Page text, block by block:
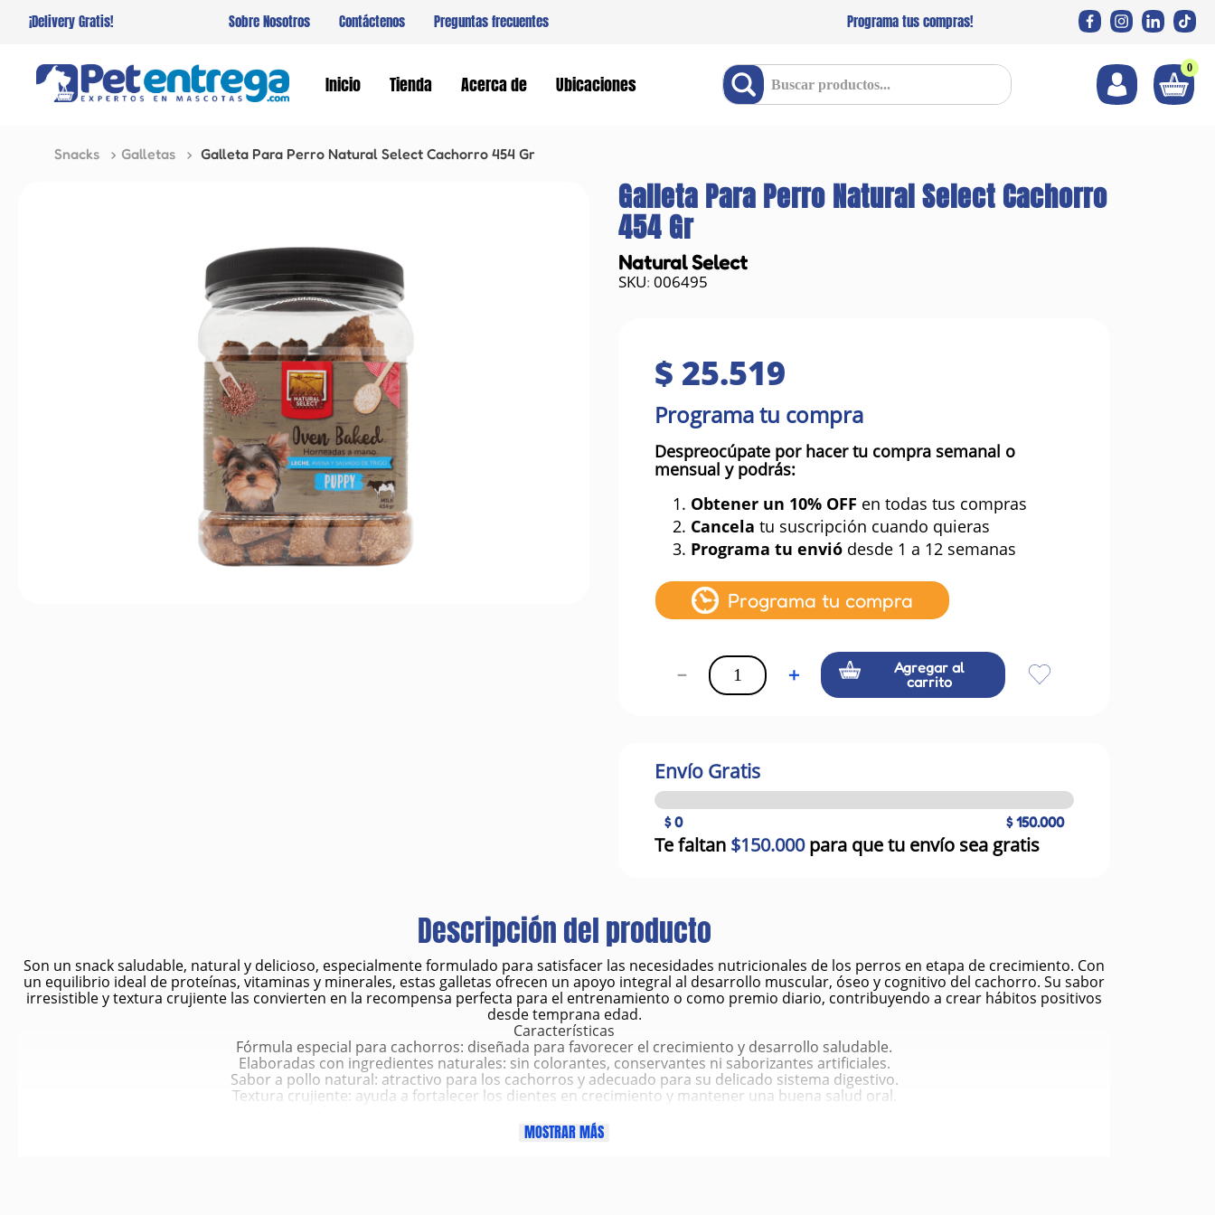
¡Delivery Gratis! Sobre Nosotros Contáctenos Preguntas frecuentes Programa tus compras!
Inicio Tienda Acerca de Ubicaciones
Buscar productos... 0
Snacks Galletas Galleta Para Perro Natural Select Cachorro 454 Gr
Galleta Para Perro Natural Select Cachorro
454 Gr
Natural Select
:006495
$ 25.519
Programa tu compra
Despreocúpate por hacer tu compra semanal o
mensual y podrás:
1. Obtener un 10% OFF en todas tus compras
2. Cancela tu suscripción cuando quieras
3. Programa tu envió desde 1 a 12 semanas
Programa tu compra
＋
－
Agregar al
carrito
Envío Gratis
$ 0 $ 150.000
Te faltan $150.000para que tu envío sea gratis
Descripción del producto
Son un snack saludable, natural y delicioso, especialmente formulado para satisfacer las necesidades nutricionales de los perros en etapa de crecimiento. Con
un equilibrio ideal de proteínas, vitaminas y minerales, estas galletas ofrecen un apoyo integral al desarrollo muscular, óseo y cognitivo del cachorro. Su sabor
irresistible y textura crujiente las convierten en la recompensa perfecta para el entrenamiento o como premio diario, contribuyendo a crear hábitos positivos
desde temprana edad.
Características
Fórmula especial para cachorros: diseñada para favorecer el crecimiento y desarrollo saludable.
Elaboradas con ingredientes naturales: sin colorantes, conservantes ni saborizantes artificiales.
Sabor a pollo natural: atractivo para los cachorros y adecuado para su delicado sistema digestivo.
Textura crujiente: ayuda a fortalecer los dientes en crecimiento y mantener una buena salud oral.
Presentación práctica de 454 g: ideal para el consumo regular y entrenamientos diarios.
Beneficios
MOSTRAR MÁS